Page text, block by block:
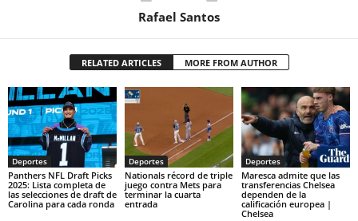
Rafael Santos
RELATED ARTICLES MORE FROM AUTHOR
Deportes
Panthers NFL Draft Picks
2025: Lista completa de
las selecciones de draft de
Carolina para cada ronda
Deportes
Nationals récord de triple
juego contra Mets para
terminar la cuarta
entrada
Deportes
Maresca admite que las
transferencias Chelsea
dependen de la
calificación europea |
Chelsea